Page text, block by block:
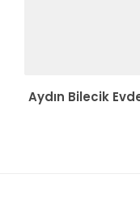
Aydın Bilecik